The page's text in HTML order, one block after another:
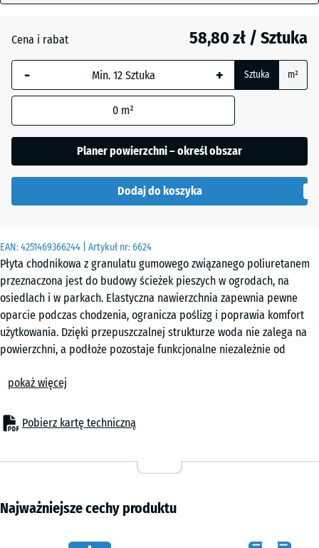
EAN:4251469366244 | Artykuł nr:6624
Płyta chodnikowa z granulatu gumowego związanego poliuretanem
przeznaczona jest do budowy ścieżek pieszych w ogrodach, na
osiedlach i w parkach. Elastyczna nawierzchnia zapewnia pewne
oparcie podczas chodzenia, ogranicza poślizg i poprawia komfort
użytkowania. Dzięki przepuszczalnej strukturze woda nie zalega na
powierzchni, a podłoże pozostaje funkcjonalne niezależnie od
Stabilne połączenie
wszystkich bokach. Elementy dokładnie do siebie przylegają i tworzą
jednolitą powierzchnię, która nie wymaga dodatkowego mocowania
instalować na betonie, kostce brukowej, asfalcie, podsypce z
kruszywa lub na kratownicach z tworzywa sztucznego. W razie
pokaż więcej
Pobierz kartę techniczną
łupkowy
Zielony
trawiasty
+ 2,10 zł
obliczenia
danych produktu
x
50
x 4
0,25
m²
50
x
50
cm
0,25
- 13,80 zł
Cena i rabat 58,80 zł / Sztuka
- + Sztuka m²
0 m²
Planer powierzchni – określ obszar
Dodaj do koszyka
Najważniejsze cechy produktu